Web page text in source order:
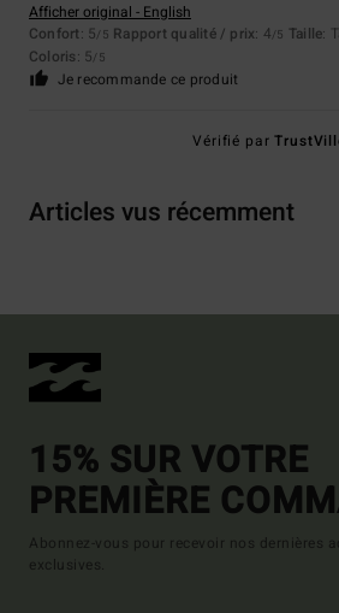
Afficher original - English
Confort: 5/5 Rapport qualité / prix: 4/5 Taille:
Coloris: 5/5
Je recommande ce produit
Vérifié par
Articles vus récemment
15% SUR VOTRE
PREMIÈRE
Abonnez-vous pour recevoir nos dernières
exclusives.